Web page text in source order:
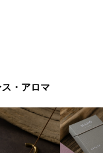
・アロマ